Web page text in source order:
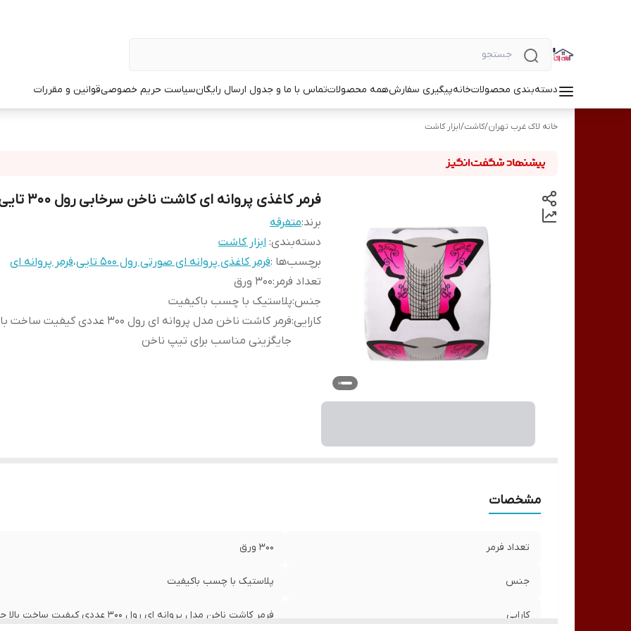
دسته‌بندی محصولاتخانهپیگیری سفارشهمه محصولاتتماس با ما و جدول ارسال رایگانسیاست حریم خصوصیقوانین و مقررات
خانه لاک غرب تهران/کاشت/ابزار کاشت
فرمر کاغذی پروانه ای کاشت ناخن سرخابی رول 300 تایی
برند:متفرقه
دسته‌بندی: ابزار کاشت
برچسب‌ها :فرمر کاغذی پروانه ای صورتی رول 500 تایی ،فرمر پروانه ای
تعداد فرمر :۳۰۰ ورق
جنس:پلاستیک با چسب باکیفیت
کارایی:
فرمر کاشت ناخن مدل پروانه ای رول ۳۰۰ عددی کیفیت ساخت
جایگزینی مناسب برای تیپ ناخن
مشخصات
تعداد فرمر ۳۰۰ ورق
جنس پلاستیک با چسب باکیفیت
کارایی فرمر کاشت ناخن مدل پروانه ای رول ۳۰۰ عددی کیفیت ساخت بالا جایگزینی مناسب برای تیپ ناخن